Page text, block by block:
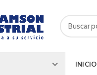
INICIO